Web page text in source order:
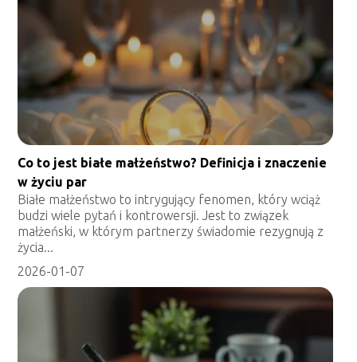
Co to jest białe małżeństwo? Definicja i znaczenie
w życiu par
Białe małżeństwo to intrygujący fenomen, który wciąż
budzi wiele pytań i kontrowersji. Jest to związek
małżeński, w którym partnerzy świadomie rezygnują z
życia...
2026-01-07